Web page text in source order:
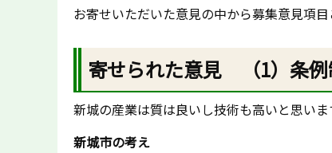
お寄せいただいた意見の中から募集意見項
寄せられた意見 （1）条例
新城の産業は質は良いし技術も高いと思い
新城市の考え